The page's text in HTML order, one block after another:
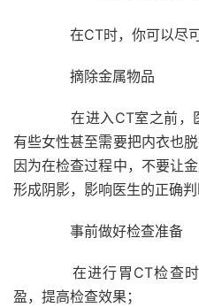
在CT时，你可以
摘除金属物品
在进入CT室之前，
有些女性甚至需要把内衣也
因为在检查过程中，不要让
形成阴影，影响医生的正确
事前做好检查准备
在进行胃CT检查
盈，提高检查效果；